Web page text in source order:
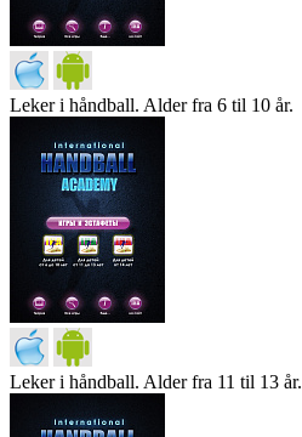
Leker i håndball. Alder fra 6 til 10 år.
Leker i håndball. Alder fra 11 til 13 år.